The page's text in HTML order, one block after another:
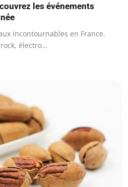
les événements
incontournables en France.
électro…